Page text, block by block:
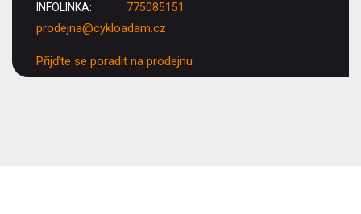
INFOLINKA: 775085151
prodejna@cykloadam.cz
Přijďte se poradit na prodejnu